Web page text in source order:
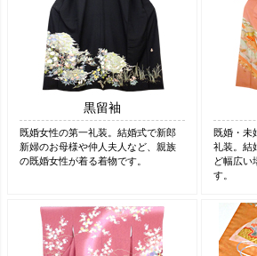
黒留袖
既婚女性の第一礼装。結婚式で新郎
新婦のお母様や仲人夫人など、親族
の既婚女性が着る着物です。
既婚・未
礼装。結
ど幅広い
す。